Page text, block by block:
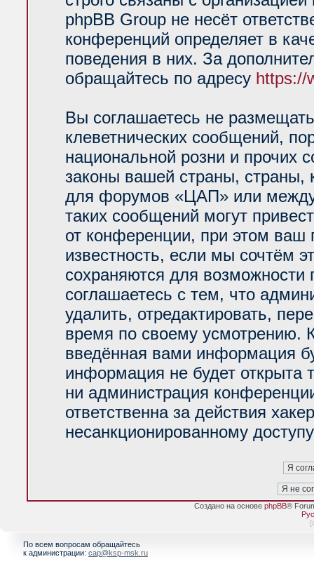
phpBB Group не несёт
конференций определяет в
поведения в них. За
обращайтесь по адресу https://
Вы соглашаетесь не
клеветнических сообщений,
национальной розни и прочих
законы вашей страны, страны,
для форумов «ЦАП» или
таких сообщений могут
от конференции, при этом ваш
известность, если мы сочтём
сохраняются для возможности
соглашаетесь с тем, что
удалить, отредактировать,
время по своему усмотрению.
введённая вами информация
информация не будет открыта
ни администрация
ответственна за действия
несанкционированному
Создано на основе phpBB®
[
По всем вопросам обращайтесь
к администрации: cap@ksp-msk.ru